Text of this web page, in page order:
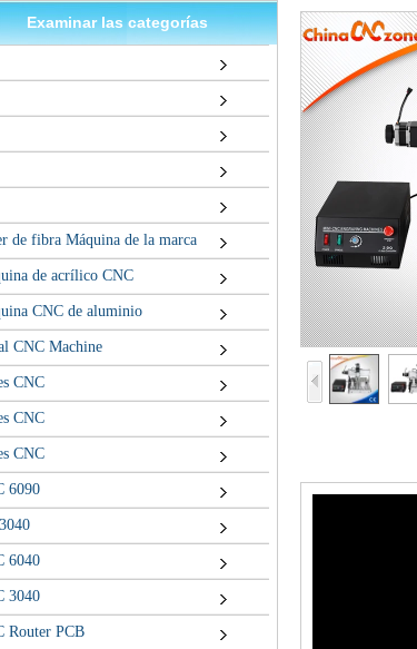
Examinar las categorías
de fibra Máquina de la marca
de acrílico CNC
CNC de aluminio
CNC Machine
CNC
CNC
CNC
6090
6040
3040
Router PCB